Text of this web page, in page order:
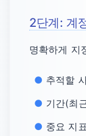
2단계: 계
명확하게 지
추적할
기간(최
중요 지